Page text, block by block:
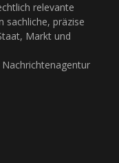
relevante
sachliche, präzise
Markt und